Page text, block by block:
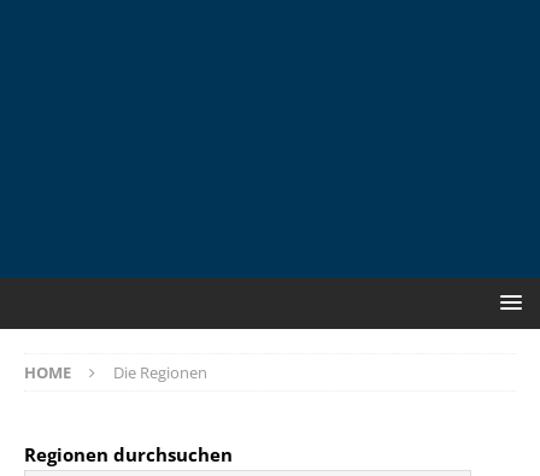
HOME Die Regionen
Regionen durchsuchen